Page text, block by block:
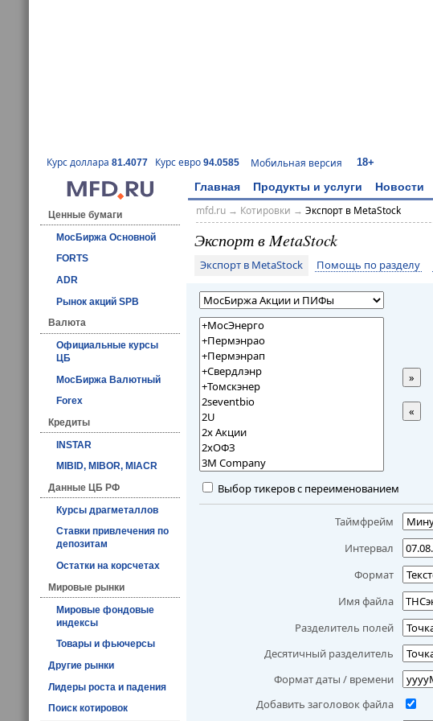
Курс доллара 81.4077 Курс евро 94.0585 Мобильная версия 18+
Главная Продукты и услуги Новости
Ценные бумаги
МосБиржа Основной
FORTS
ADR
Рынок акций SPB
Валюта
Официальные курсы
ЦБ
МосБиржа Валютный
Forex
Кредиты
INSTAR
MIBID, MIBOR, MIACR
Данные ЦБ РФ
Курсы драгметаллов
Ставки привлечения по
депозитам
Остатки на корсчетах
Мировые рынки
Мировые фондовые
индексы
Товары и фьючерсы
Другие рынки
Лидеры роста и падения
Поиск котировок
mfd.ru→ Котировки → Экспорт в MetaStock
Экспорт в MetaStock
Экспорт в MetaStock Помощь по разделу
»
«
Выбор тикеров с переименованием
Таймфрейм
Интервал
Формат
Имя файла
Разделитель полей
Десятичный разделитель
Формат даты / времени
Добавить заголовок файла